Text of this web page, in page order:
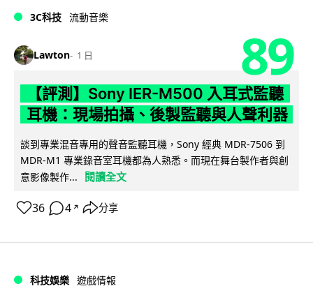
3C科技 流動音樂
Lawton 1 日 89
【評測】Sony IER-M500 入耳式監聽
耳機：現場拍攝、後製監聽與人聲利器
談到專業混音專用的聲音監聽耳機，Sony 經典 MDR-7506 到
MDR-M1 專業錄音室耳機都為人熟悉。而現在舞台製作者與創
意影像製作...
閱讀全文
36 4 ↗ 分享
科技娛樂 遊戲情報